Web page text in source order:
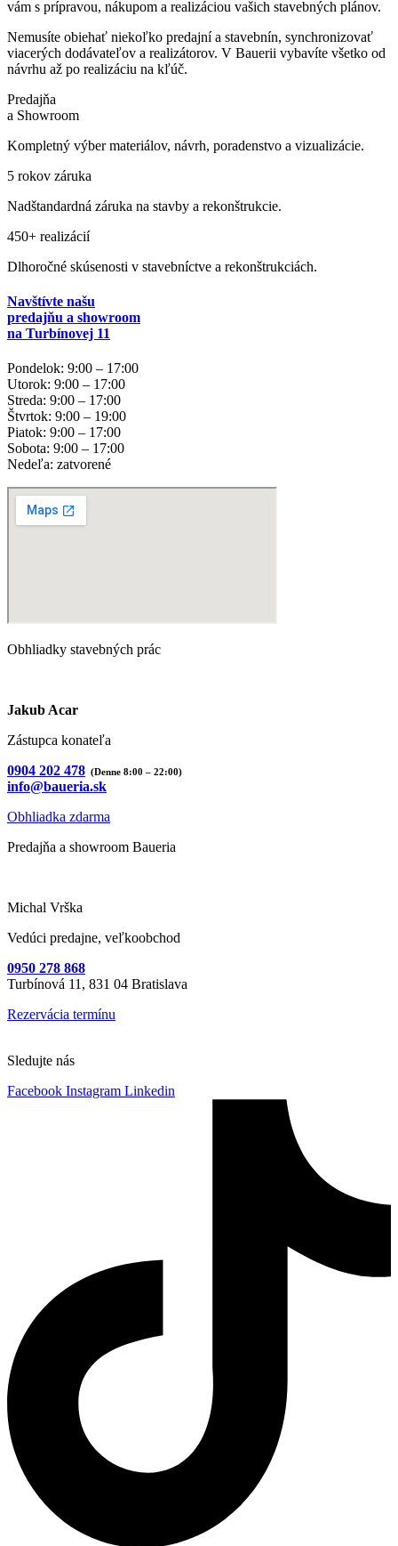
vám s prípravou, nákupom a realizáciou vašich stavebných plánov.
Nemusíte obiehať niekoľko predajní a stavebnín, synchronizovať
viacerých dodávateľov a realizátorov. V Bauerii vybavíte všetko od
návrhu až po realizáciu na kľúč.
Predajňa
a Showroom
Kompletný výber materiálov, návrh, poradenstvo a vizualizácie.
5 rokov záruka
Nadštandardná záruka na stavby a rekonštrukcie.
450+ realizácií
Dlhoročné skúsenosti v stavebníctve a rekonštrukciách.
Navštívte našu
predajňu a showroom
na Turbínovej 11
Pondelok: 9:00 – 17:00
Utorok: 9:00 – 17:00
Streda: 9:00 – 17:00
Štvrtok: 9:00 – 19:00
Piatok: 9:00 – 17:00
Sobota: 9:00 – 17:00
Nedeľa: zatvorené
Obhliadky stavebných prác
Jakub Acar
Zástupca konateľa
0904 202 478 (Denne 8:00 – 22:00)
info@baueria.sk
Obhliadka zdarma
Predajňa a showroom Baueria
Michal Vrška
Vedúci predajne, veľkoobchod
0950 278 868
Turbínová 11, 831 04 Bratislava
Rezervácia termínu
Sledujte nás
Facebook Instagram Linkedin